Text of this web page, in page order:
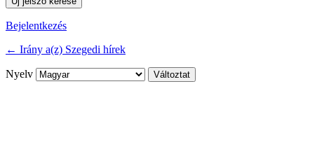
Bejelentkezés
← Irány a(z) Szegedi hírek
Nyelv